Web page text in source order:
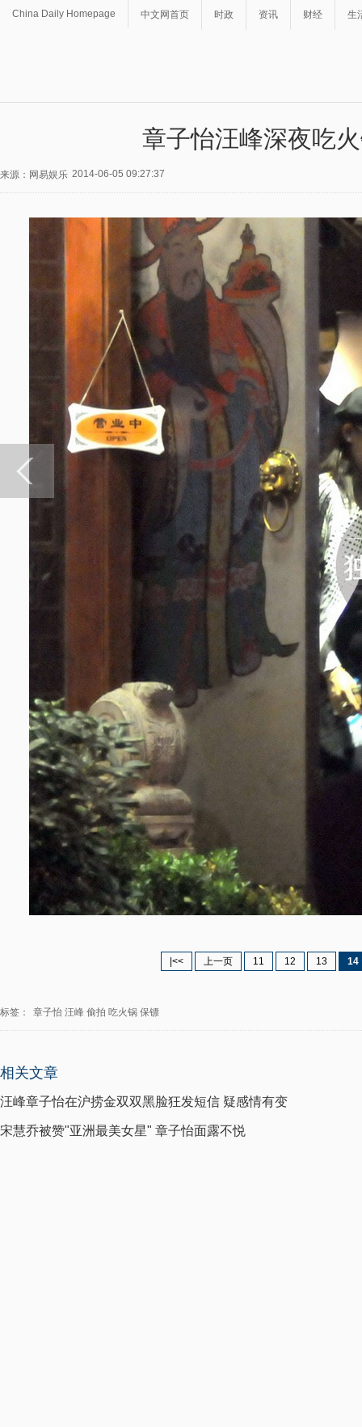
China Daily Homepage 中文网首页 时政 资讯 财经 生
章子怡汪峰深夜吃
来源：网易娱乐 2014-06-05 09:27:37
|<< 上一页 11 12 13 14
标签： 章子怡 汪峰 偷拍 吃火锅 保镖
相关文章
汪峰章子怡在沪捞金双双黑脸狂发短信 疑感情有变
宋慧乔被赞"亚洲最美女星" 章子怡面露不悦